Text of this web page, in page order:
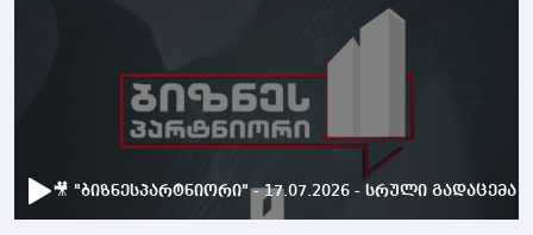
🎥 "ბიზნესპარტნიორი" - 17.07.2026 - სრული გადაცემა